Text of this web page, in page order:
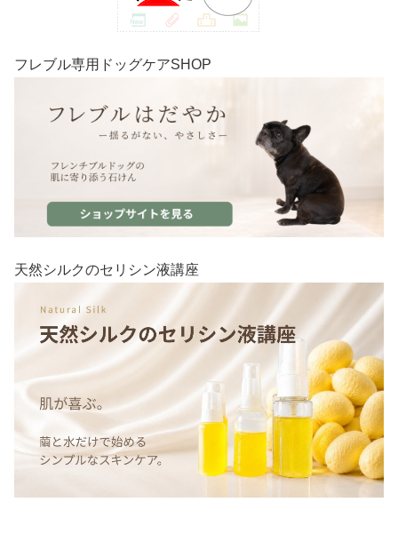
フレブル専用ドッグケアSHOP
天然シルクのセリシン液講座